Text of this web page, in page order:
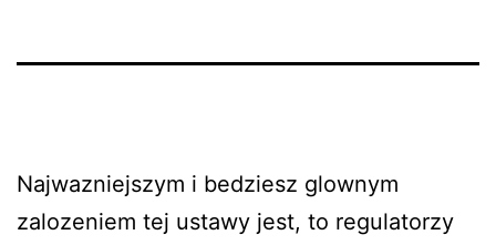
Najwazniejszym i bedziesz glownym
zalozeniem tej ustawy jest, to regulatorzy